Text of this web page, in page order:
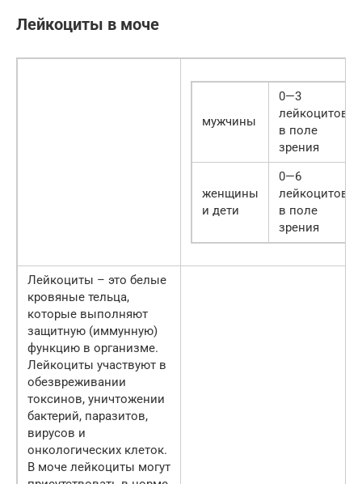
Лейкоциты в моче
мужчины
0—3
лейкоцитов
в поле
зрения
женщины
и дети
0—6
лейкоцитов
в поле
зрения
Лейкоциты – это белые
кровяные тельца,
которые выполняют
защитную (иммунную)
функцию в организме.
Лейкоциты участвуют в
обезвреживании
токсинов, уничтожении
бактерий, паразитов,
вирусов и
онкологических клеток.
В моче лейкоциты могут